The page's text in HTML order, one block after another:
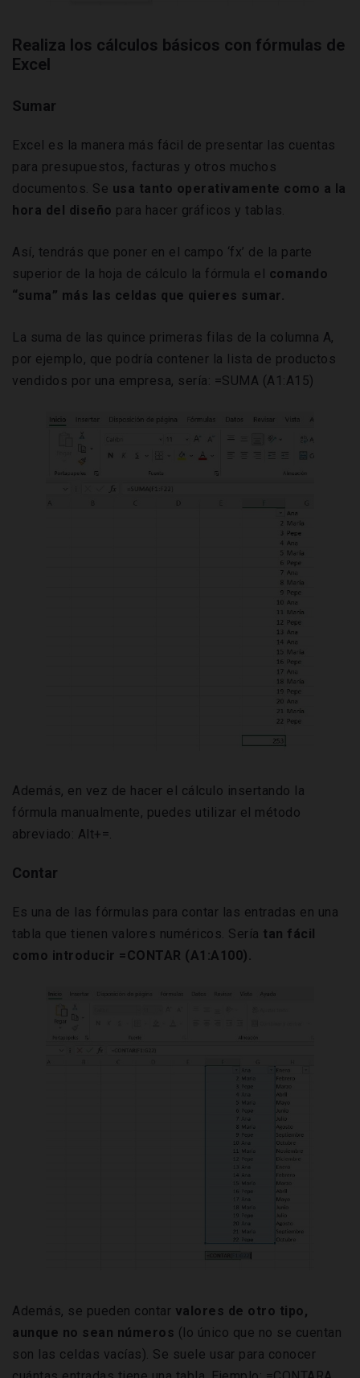
Realiza los cálculos básicos con fórmulas de
Excel
Sumar
Excel es la manera más fácil de presentar las cuentas
para presupuestos, facturas y otros muchos
documentos. Se usa tanto operativamente como a la
hora del diseño para hacer gráficos y tablas.
Así, tendrás que poner en el campo ‘fx’ de la parte
superior de la hoja de cálculo la fórmula el comando
“suma” más las celdas que quieres sumar.
La suma de las quince primeras filas de la columna A,
por ejemplo, que podría contener la lista de productos
vendidos por una empresa, sería: =SUMA (A1:A15)
Además, en vez de hacer el cálculo insertando la
fórmula manualmente, puedes utilizar el método
abreviado: Alt+=.
Contar
Es una de las fórmulas para contar las entradas en una
tabla que tienen valores numéricos. Sería tan fácil
como introducir =CONTAR (A1:A100).
Además, se pueden contar valores de otro tipo,
aunque no sean números (lo único que no se cuentan
son las celdas vacías). Se suele usar para conocer